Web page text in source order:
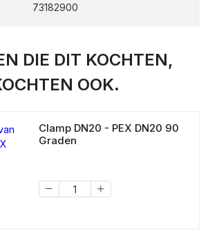
73182900
DIE DIT KOCHTEN,
OOK.
Clamp DN20 - PEX DN20 90
Graden